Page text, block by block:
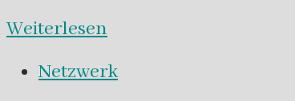
Weiterlesen
Netzwerk